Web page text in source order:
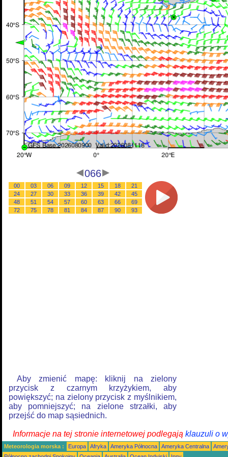
066
00 03 06 09 12 15 18
21
24
27 30 33 36 39 42
45
48
51 54 57 60 63 66
69
72
75 78 81 84 87 90 93
Aby zmienić mapę: kliknij na zielony
przycisk z czarnym krzyżykiem, aby
powiększyć; na zielony przycisk z myślnikiem,
aby pomniejszyć; na zielone strzałki, aby
przejść do map sąsiednich.
Informacje na tej stronie internetowej podlegają klauzuli o
Meteorologia morska : Europa Afryka Ameryka Północna Ameryka Centralna